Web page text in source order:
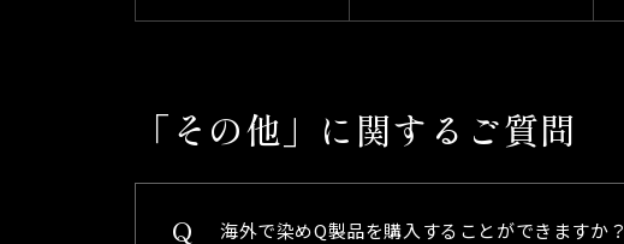
「その他」に関するご質問
海外で染めQ製品を購入することができますか？